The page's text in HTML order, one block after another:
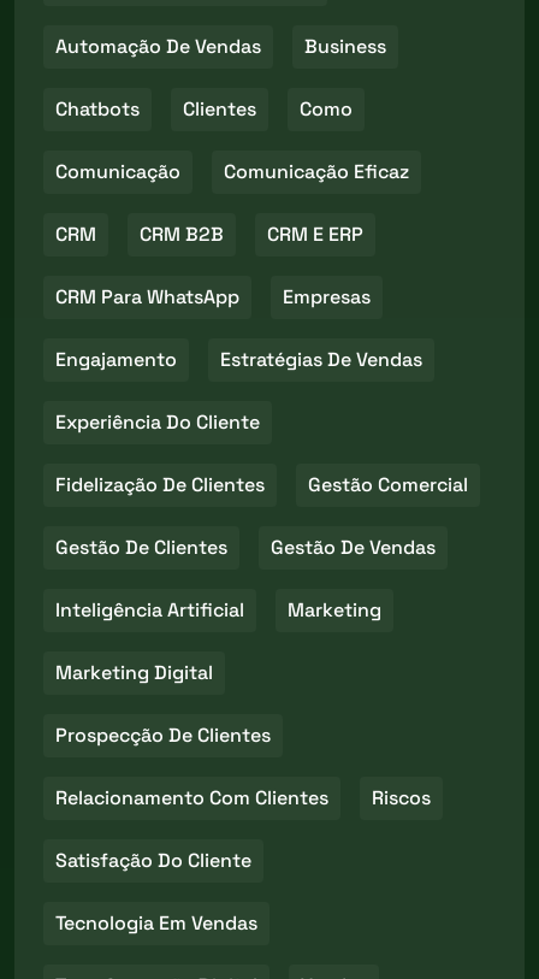
Automação De Vendas Business
Chatbots Clientes Como
Comunicação Comunicação Eficaz
CRM CRM B2B CRM E ERP
CRM Para WhatsApp Empresas
Engajamento Estratégias De Vendas
Experiência Do Cliente
Fidelização De Clientes Gestão Comercial
Gestão De Clientes Gestão De Vendas
Inteligência Artificial Marketing
Marketing Digital
Prospecção De Clientes
Relacionamento Com Clientes Riscos
Satisfação Do Cliente
Tecnologia Em Vendas